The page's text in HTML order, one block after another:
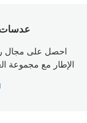
عدسات
احصل على مجال
الإطار مع مجموعة